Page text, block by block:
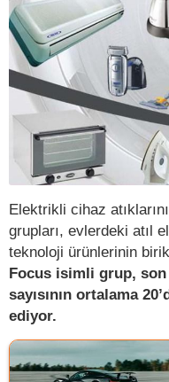
Elektrikli cihaz
grupları, evlerdeki atıl
teknoloji ürünlerinin
Focus isimli grup,
sayısının ortalama
ediyor.